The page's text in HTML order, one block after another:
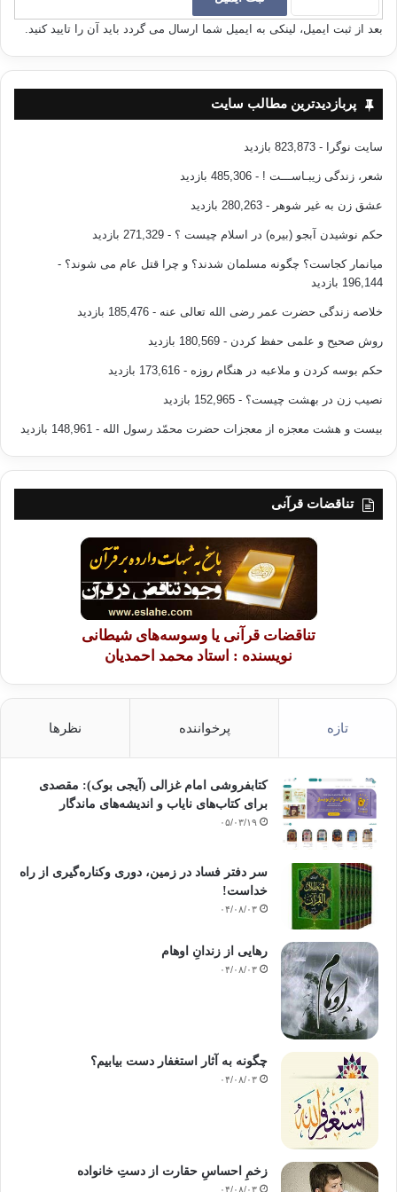
و همچنين مصداق اين بيت شعر است:
عُلُوٌّ في الحياةِ و في المماتِ لَحَقٌّ تِلْكَ إِحْدَي الْمَكْرُماتِ
زندگي و مرگ سرافرازانه، واقعاً يكي از والاترين امتياز هاست.
———————————————–
منبع : از ولادت تا شهادت
مترجم : جلیل بهرامی نیا
انتشارات : نشر احسان
بعد از ثبت ایمیل، لینکی به ایمیل شما ارسال می گردد باید آن را تایید کنید.
پربازدیدترین مطالب سایت
سایت نوگرا - 823,873 بازدید
شعر، زندگی زیبـاســـت ! - 485,306 بازدید
عشق زن به غیر شوهر - 280,263 بازدید
حکم نوشیدن آبجو (بیره) در اسلام چیست ؟ - 271,329 بازدید
میانمار کجاست؟ چگونه مسلمان شدند؟ و چرا قتل عام می شوند؟ -
196,144 بازدید
خلاصه زندگی حضرت عمر رضی الله تعالی عنه - 185,476 بازدید
روش صحیح و علمی حفظ کردن - 180,569 بازدید
حکم بوسه کردن و ملاعبه در هنگام روزه - 173,616 بازدید
نصیب زن در بهشت چیست؟ - 152,965 بازدید
بیست و هشت معجزه از معجزات حضرت محمّد رسول الله - 148,961 بازدید
تناقضات قرآنی
تناقضات قرآنی یا وسوسه‌های شیطانی
نویسنده : استاد محمد احمدیان
تازه پرخواننده نظرها
کتابفروشی امام غزالی (آیجی بوک): مقصدی
برای کتاب‌های نایاب و اندیشه‌های ماندگار
۰۵/۰۳/۱۹
سر دفتر فساد در زمین‌، دوری وکناره‌گیری از راه
خداست‌!
۰۴/۰۸/۰۳
رهایی از زندانِ اوهام
۰۴/۰۸/۰۳
چگونه به آثار استغفار دست بیابیم؟
۰۴/۰۸/۰۳
زخمِ احساسِ حقارت از دستِ خانواده
۰۴/۰۸/۰۳